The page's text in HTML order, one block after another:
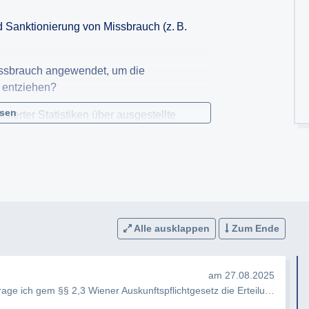
von Missbrauch (z. B.
angewendet, um die
Statistiken über ausgestellte
Alle ausklappen Zum Ende
am 27.08.2025
ich gem §§ 2,3 Wiener Auskunftspflichtgesetz die Erteilung folgend…